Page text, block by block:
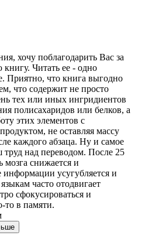
хочу поблагодарить Вас за
книгу. Читать ее - одно
Приятно, что книга выгодно
что содержит не просто
тех или иных ингридиентов
полисахаридов или белков, а
этих элементов с
не оставляя массу
каждого абзаца. Ну и самое
над переводом. После 25
мозга снижается и
информации усугубляется и
часто отодвигает
сфокусироваться и
то в памяти.